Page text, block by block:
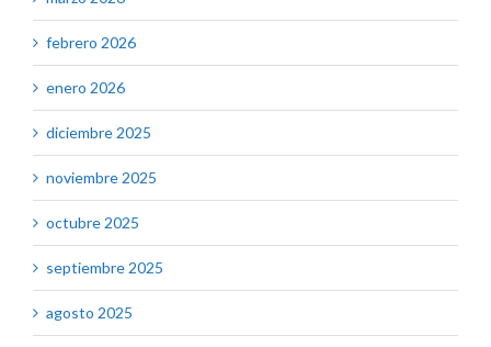
febrero 2026
enero 2026
diciembre 2025
noviembre 2025
octubre 2025
septiembre 2025
agosto 2025